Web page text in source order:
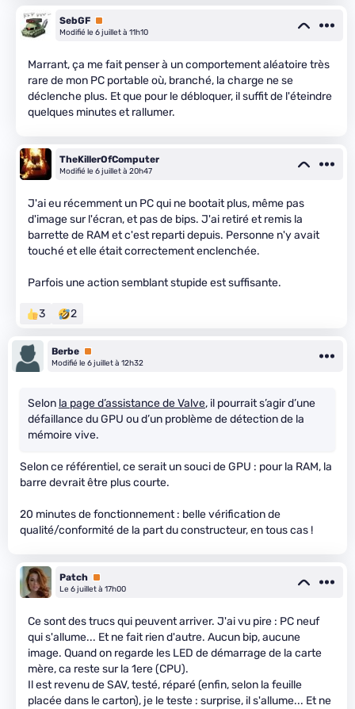
SebGF Premium
Modifié le 6 juillet à 11h10
Marrant, ça me fait penser à un comportement aléatoire très
rare de mon PC portable où, branché, la charge ne se
déclenche plus. Et que pour le débloquer, il suffit de l'éteindre
quelques minutes et rallumer.
TheKillerOfComputer
Modifié le 6 juillet à 20h47
J'ai eu récemment un PC qui ne bootait plus, même pas
d'image sur l'écran, et pas de bips. J'ai retiré et remis la
barrette de RAM et c'est reparti depuis. Personne n'y avait
touché et elle était correctement enclenchée.
Parfois une action semblant stupide est suffisante.
3 2
Berbe Premium
Modifié le 6 juillet à 12h32
Selon la page d’assistance de Valve, il pourrait s’agir d’une
défaillance du GPU ou d’un problème de détection de la
mémoire vive.
Selon ce référentiel, ce serait un souci de GPU : pour la RAM, la
barre devrait être plus courte.
20 minutes de fonctionnement : belle vérification de
qualité/conformité de la part du constructeur, en tous cas !
Patch Premium
Le 6 juillet à 17h00
Ce sont des trucs qui peuvent arriver. J'ai vu pire : PC neuf
qui s'allume... Et ne fait rien d'autre. Aucun bip, aucune
image. Quand on regarde les LED de démarrage de la carte
mère, ca reste sur la 1ere (CPU).
Il est revenu de SAV, testé, réparé (enfin, selon la feuille
placée dans le carton), je le teste : surprise, il s'allume... Et ne